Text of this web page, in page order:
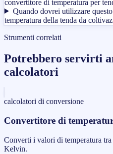
convertitore di temperatura per
Quando dovrei utilizzare
temperatura della tenda da
Strumenti correlati
Potrebbero servirti
calcolatori
calcolatori di conversione
Convertitore di
Converti i valori di temperatura
Kelvin.